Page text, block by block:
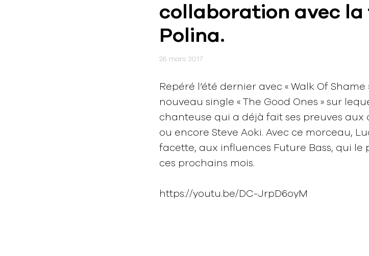
collaboration avec la
Polina.
26 mars 2017
Repéré l’été dernier avec « Walk Of Shame
nouveau single « The Good Ones » sur
chanteuse qui a déjà fait ses preuves aux
ou encore Steve Aoki. Avec ce morceau,
facette, aux influences Future Bass, qui le
ces prochains mois.
https://youtu.be/DC-JrpD6oyM